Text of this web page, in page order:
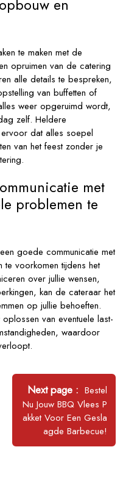
en
te maken met de
opruimen van de catering
alle details te bespreken,
van buffetten of
weer opgeruimd wordt,
zelf. Heldere
dat alles soepel
van het feest zonder je
met
problemen te
goede communicatie met
voorkomen tijdens het
over jullie wensen,
kan de cateraar het
op jullie behoeften.
van eventuele last-
waardoor
Next page
Newer
Posts
Bestel
Nu Jouw BBQ Vlees P
akket Voor Een Gesla
agde Barbecue!